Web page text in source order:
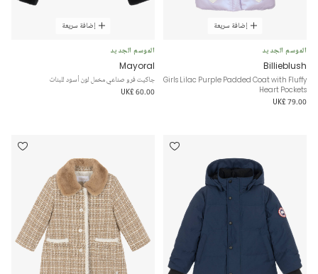
إضافة سريعة
الموسم الجديد
Billieblush
Girls Lilac Purple Padded Coat with Fluffy
Heart Pockets
UK£ 79.00
إضافة سريعة
الموسم الجديد
Mayoral
جاكيت فرو صناعي مخمل لون أسود للبنات
UK£ 60.00